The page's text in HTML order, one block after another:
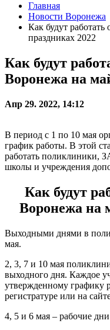
Главная
Новости Воронежа
Как будут
праздниках 2022
Как будут
Воронежа на
Апр 29. 2022, 14:12
В период с 1 по 10 мая
график работы. В этой
работать поликлиники,
школы и учреждения
Как будут
Воронежа на
Выходными днями в
мая.
2, 3, 7 и 10 мая
выходного дня. Каждое
утвержденному графику
регистратуре или на
4, 5 и 6 мая – рабочие